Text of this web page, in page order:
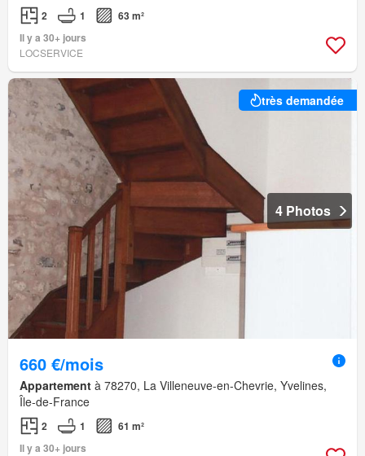
2 1
63 m²
Il y a 30+ jours
LOCSERVICE
très demandée
4 Photos
660 €/mois
Appartement à 78270, La Villeneuve-en-Chevrie, Yvelines,
Île-de-France
2 1
61 m²
Il y a 30+ jours